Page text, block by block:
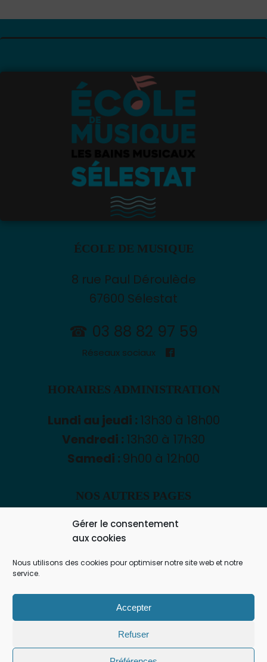
Gérer le consentement
aux cookies
Nous utilisons des cookies pour optimiser notre site web et notre
service.
Accepter
Refuser
ÉCOLE DE MUSIQUE
8 rue Paul Déroulède
67600 Sélestat
☎ 03 88 82 97 59
Réseaux sociaux
HORAIRES ADMINISTRATION
Lundi au jeudi : 13h30 à 18h00
Vendredi : 13h30 à 17h30
Samedi : 9h00 à 12h00
NOS AUTRES PAGES
Mentions légales
Facebook
Politique de cookies (UE)